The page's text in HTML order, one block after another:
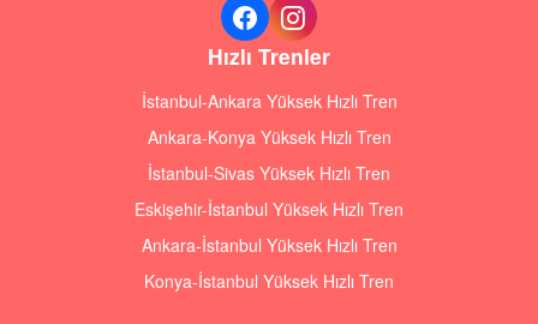
Hızlı Trenler
İstanbul-Ankara Yüksek Hızlı Tren
Ankara-Konya Yüksek Hızlı Tren
İstanbul-Sivas Yüksek Hızlı Tren
Eskişehir-İstanbul Yüksek Hızlı Tren
Ankara-İstanbul Yüksek Hızlı Tren
Konya-İstanbul Yüksek Hızlı Tren